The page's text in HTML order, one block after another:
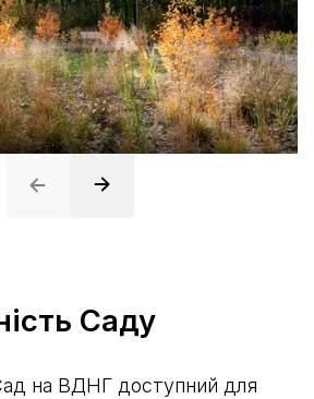
Саду
на ВДНГ доступний для